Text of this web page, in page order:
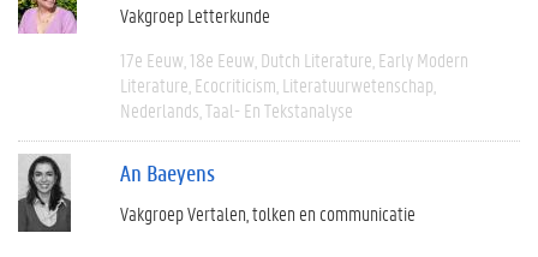
Vakgroep Letterkunde
17e Eeuw 18e Eeuw Dutch Literature Early Modern
Literature Ecocriticism Literatuurwetenschap
Nederlands Taal- En Tekstanalyse
An Baeyens
Vakgroep Vertalen, tolken en communicatie